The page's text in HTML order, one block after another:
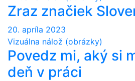
Zraz značiek
20. apríla 2023
Vizuálna nálož (obrázky)
Povedz mi, aký si
deň v práci